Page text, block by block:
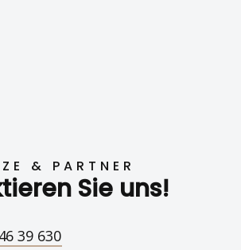
& PARTNER
Sie uns!
39 630